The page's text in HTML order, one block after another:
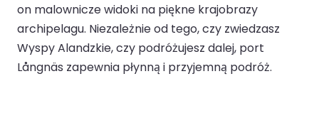
on malownicze widoki na piękne krajobrazy
archipelagu. Niezależnie od tego, czy zwiedzasz
Wyspy Alandzkie, czy podróżujesz dalej, port
Långnäs zapewnia płynną i przyjemną podróż.